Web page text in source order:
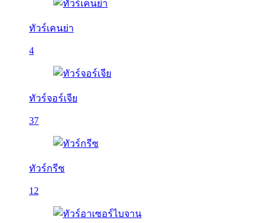
ทัวร์เคนย่า
4
ทัวร์จอร์เจีย
37
ทัวร์กรีซ
12